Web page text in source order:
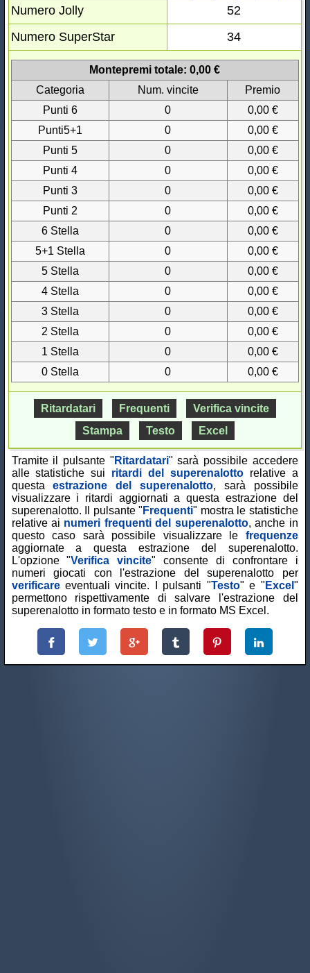
Numero Jolly
52
Numero SuperStar
34
Montepremi totale: 0,00 €
Categoria
Num. vincite
Premio
Punti 6
0
0,00 €
Punti5+1
0
0,00 €
Punti 5
0
0,00 €
Punti 4
0
0,00 €
Punti 3
0
0,00 €
Punti 2
0
0,00 €
6 Stella
0
0,00 €
5+1 Stella
0
0,00 €
5 Stella
0
0,00 €
4 Stella
0
0,00 €
3 Stella
0
0,00 €
2 Stella
0
0,00 €
1 Stella
0
0,00 €
0 Stella
0 0,00 €
Ritardatari Frequenti
Verifica vincite
Stampa
Testo Excel
Tramite il pulsante " Ritardatari" sarà possibile accedere
alle statistiche sui ritardi del superenalottorelative a
questaestrazione del superenalotto, sarà possibile
visualizzare i ritardi aggiornati a questa estrazione del
superenalotto. Il pulsante " Frequenti" mostra le statistiche
relative ai numeri frequenti del superenalotto, anche in
questo caso sarà possibile visualizzare le frequenze
aggiornate a questa estrazione del superenalotto.
L'opzione "Verifica vincite" consente di confrontare i
numeri giocati con l'estrazione del superenalotto per
verificareeventuali vincite. I pulsanti "Testo" e " Excel "
permettono rispettivamente di salvare l'estrazione del
superenalotto in formato testo e in formato MS Excel.